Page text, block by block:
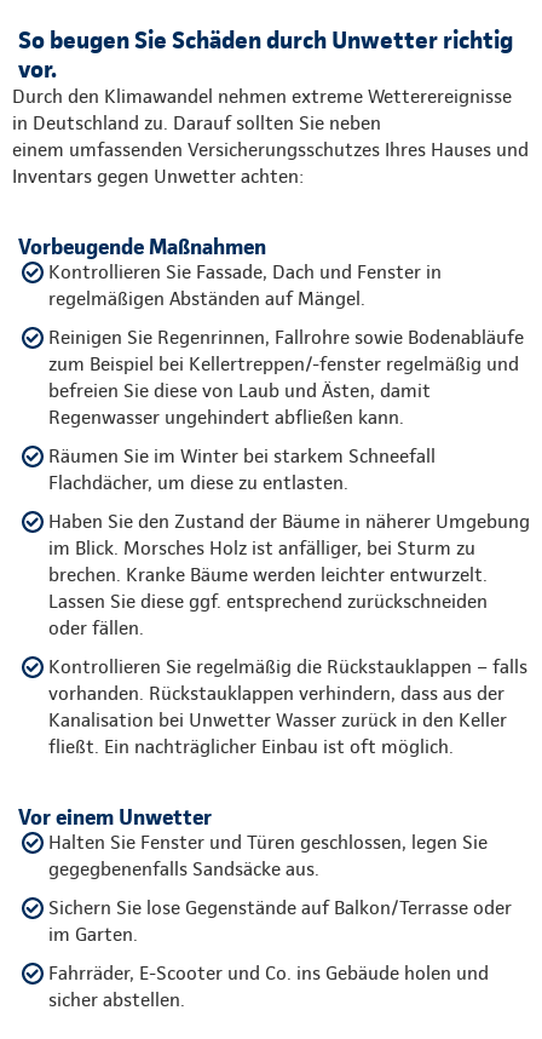
So beugen Sie Schäden durch Unwetter richtig
vor.
Durch den Klimawandel nehmen extreme Wetterereignisse
in Deutschland zu. Darauf sollten Sie neben
einem umfassenden Versicherungsschutzes Ihres Hauses und
Inventars gegen Unwetter achten:
Vorbeugende Maßnahmen
Kontrollieren Sie Fassade, Dach und Fenster in
regelmäßigen Abständen auf Mängel.
Reinigen Sie Regenrinnen, Fallrohre sowie Bodenabläufe
zum Beispiel bei Kellertreppen/-fenster regelmäßig und
befreien Sie diese von Laub und Ästen, damit
Regenwasser ungehindert abfließen kann.
Räumen Sie im Winter bei starkem Schneefall
Flachdächer, um diese zu entlasten.
Haben Sie den Zustand der Bäume in näherer Umgebung
im Blick. Morsches Holz ist anfälliger, bei Sturm zu
brechen. Kranke Bäume werden leichter entwurzelt.
Lassen Sie diese ggf. entsprechend zurückschneiden
oder fällen.
Kontrollieren Sie regelmäßig die Rückstauklappen – falls
vorhanden. Rückstauklappen verhindern, dass aus der
Kanalisation bei Unwetter Wasser zurück in den Keller
fließt. Ein nachträglicher Einbau ist oft möglich.
Vor einem Unwetter
Halten Sie Fenster und Türen geschlossen, legen Sie
gegegbenenfalls Sandsäcke aus.
Sichern Sie lose Gegenstände auf Balkon/Terrasse oder
im Garten.
Fahrräder, E-Scooter und Co. ins Gebäude holen und
sicher abstellen.